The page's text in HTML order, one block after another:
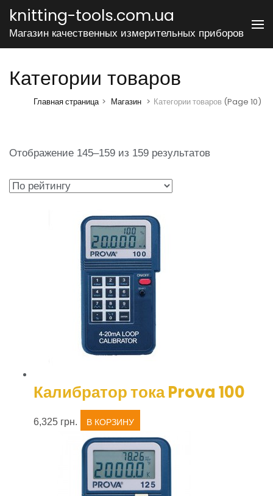
Перейти
Enter)
knitting-tools.com.ua
Магазин качественных измерительных приборов
Категории товаров
Главная страница > Магазин > Категории товаров (Page 10)
Отображение 145–159 из 159 результатов
Калибратор тока Prova 100
6,325 грн. В КОРЗИНУ